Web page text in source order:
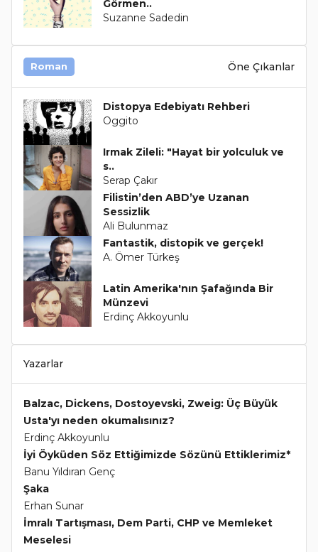
Görmen..
Suzanne Sadedin
Roman Öne Çıkanlar
Distopya Edebiyatı Rehberi
Oggito
Irmak Zileli: "Hayat bir yolculuk ve
s..
Serap Çakır
Filistin’den ABD’ye Uzanan
Sessizlik
Ali Bulunmaz
Fantastik, distopik ve gerçek!
A. Ömer Türkeş
Latin Amerika'nın Şafağında Bir
Münzevi
Erdinç Akkoyunlu
Yazarlar
Balzac, Dickens, Dostoyevski, Zweig: Üç Büyük
Usta'yı neden okumalısınız?
Erdinç Akkoyunlu
İyi Öyküden Söz Ettiğimizde Sözünü Ettiklerimiz*
Banu Yıldıran Genç
Şaka
Erhan Sunar
İmralı Tartışması, Dem Parti, CHP ve Memleket
Meselesi